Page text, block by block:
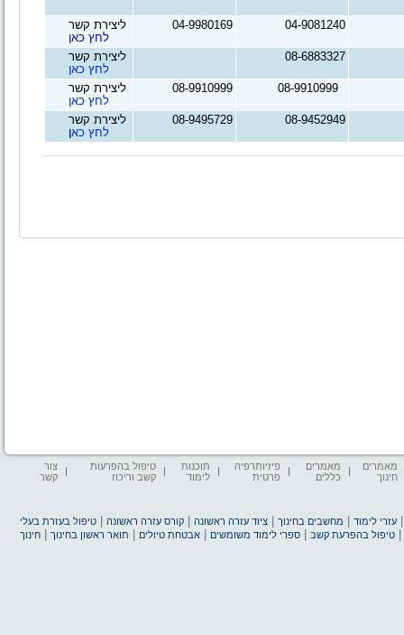
04-9081240
04-9980169
ליצירת קשר
לחץ כאן
08-6883327
ליצירת קשר
לחץ כאן
08-9910999
08-9910999
ליצירת קשר
לחץ כאן
08-9452949
08-9495729
ליצירת קשר
לחץ כאן
מאמרים
חינוך
מאמרים
כללים
פיזיותרפיה
פרטית
תוכנות
לימוד
טיפול בהפרעות
קשב וריכוז
צור
קשר
עזרי לימוד מחשבים בחינוך |ציוד עזרה ראשונה |קורס עזרה ראשונה |טיפול בעזרת בעלי
|טיפול בהפרעת קשב |ספרי לימוד משומשים |אבטחת טיולים תואר ראשון בחינוך |חינוך